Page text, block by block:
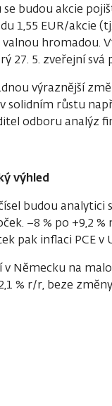
budou akcie
1,55 EUR/akcie
hromadou.
27. 5. zveřejní
výraznější
solidním růstu
odboru analýz
výhled
budou
−8 % po +9,2
pak inflaci PCE v
Německu na
% r/r, beze